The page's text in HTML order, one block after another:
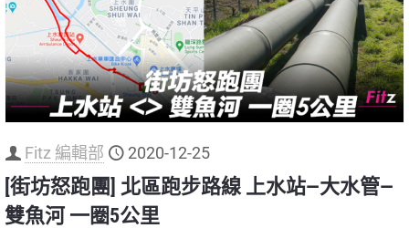
Fitz 編輯部 2020-12-25
[街坊怒跑團] 北區跑步路線 上水站—大水管—
雙魚河 一圈5公里